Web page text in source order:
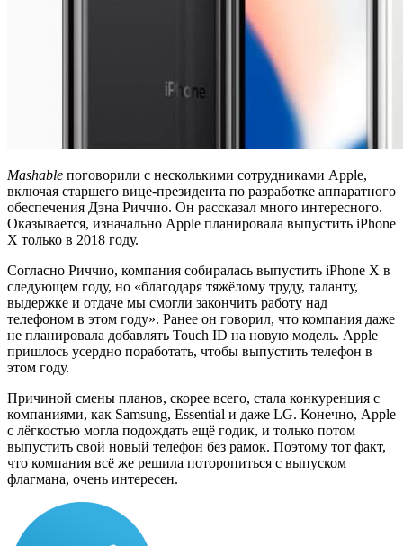
Mashable поговорили с несколькими сотрудниками Apple,
включая старшего вице-президента по разработке аппаратного
обеспечения Дэна Риччио. Он рассказал много интересного.
Оказывается, изначально Apple планировала выпустить iPhone
X только в 2018 году.
Согласно Риччио, компания собиралась выпустить iPhone X в
следующем году, но «благодаря тяжёлому труду, таланту,
выдержке и отдаче мы смогли закончить работу над
телефоном в этом году». Ранее он говорил, что компания даже
не планировала добавлять Touch ID на новую модель. Apple
пришлось усердно поработать, чтобы выпустить телефон в
этом году.
Причиной смены планов, скорее всего, стала конкуренция с
компаниями, как Samsung, Essential и даже LG. Конечно, Apple
с лёгкостью могла подождать ещё годик, и только потом
выпустить свой новый телефон без рамок. Поэтому тот факт,
что компания всё же решила поторопиться с выпуском
флагмана, очень интересен.